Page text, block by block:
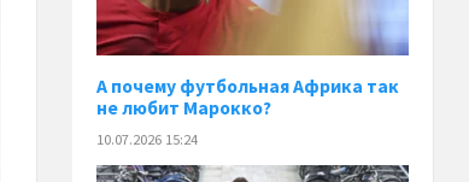
А почему футбольная Африка так
не любит Марокко?
10.07.2026 15:24